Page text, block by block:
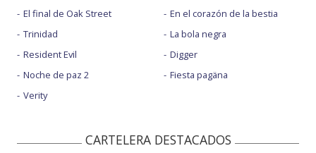
El final de Oak Street
Trinidad
Resident Evil
Noche de paz 2
Verity
En el corazón de la bestia
La bola negra
Digger
Fiesta pagäna
CARTELERA DESTACADOS